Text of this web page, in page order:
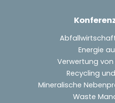
Energie
Verwertung
Recycling
Mineralische
Waste